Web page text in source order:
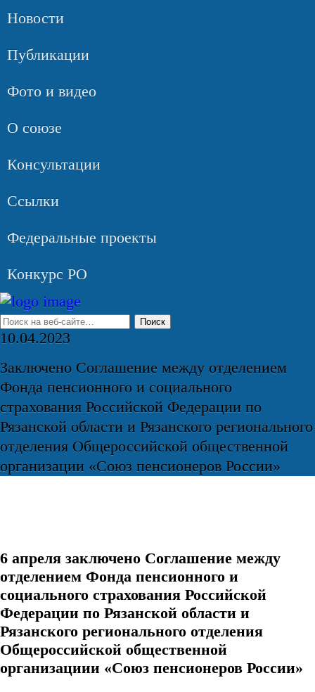
Новости
Публикации
Фото и видео
О союзе
Консультации
Ссылки
Федеральные проекты
Конкурс РО
10.04.2023
Заключено Соглашение между отделением
Фонда пенсионного и социального
страхования Российской Федерации по
Рязанской области и Рязанского регионального
отделения Общероссийской общественной
организации «Союз пенсионеров России»
6 апреля заключено Соглашение между
отделением Фонда пенсионного и
социального страхования Российской
Федерации по Рязанской области и
Рязанского регионального отделения
Общероссийской общественной
организациии «Союз пенсионеров России»